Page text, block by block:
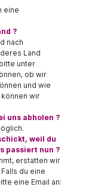
eine
?
nach
Land
unter
ob wir
und wie
wir
uns abholen ?
weil du
passiert nun ?
erstatten wir
du eine
eine Email an: